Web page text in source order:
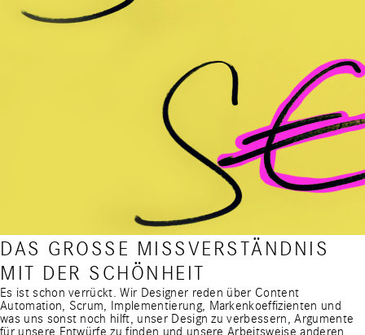
DAS GROSSE MISSVERSTÄNDNIS
MIT DER SCHÖNHEIT
Es ist schon verrückt. Wir Designer reden über Content
Automation, Scrum, Implementierung, Markenkoeffizienten und
was uns sonst noch hilft, unser Design zu verbessern, Argumente
für unsere Entwürfe zu finden und unsere Arbeitsweise anderen